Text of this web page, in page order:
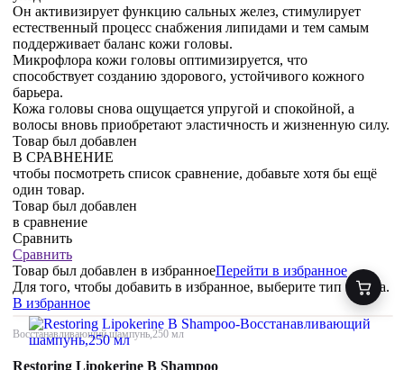
Он активизирует функцию сальных желез, стимулирует
естественный процесс снабжения липидами и тем самым
поддерживает баланс кожи головы.
Микрофлора кожи головы оптимизируется, что
способствует созданию здорового, устойчивого кожного
барьера.
Кожа головы снова ощущается упругой и спокойной, а
волосы вновь приобретают эластичность и жизненную силу.
Товар был добавлен
В СРАВНЕНИЕ
чтобы посмотреть список сравнение, добавьте хотя бы ещё
один товар.
Товар был добавлен
в сравнение
Сравнить
Сравнить
Товар был добавлен в избранноеПерейти в избранное
Для того, чтобы добавить в избранное, выберите тип товара.
В избранное
Восстанавливающий шампунь,250 мл
Restoring Lipokerine B Shampoo